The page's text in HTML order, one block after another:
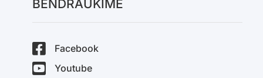
BENDRAUKIME
Facebook
Youtube